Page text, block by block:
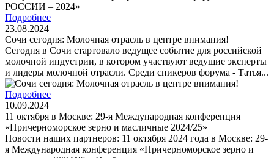
Подробнее
23.08.2024
Сочи сегодня: Молочная отрасль в центре внимания!
Сегодня в Сочи стартовало ведущее событие для российской
молочной индустрии, в котором участвуют ведущие эксперты
и лидеры молочной отрасли. Среди спикеров форума - Татья...
Подробнее
10.09.2024
11 октября в Москве: 29-я Международная конференция
«Причерноморское зерно и масличные 2024/25»
Новости наших партнеров: 11 октября 2024 года в Москве: 29-
я Международная конференция «Причерноморское зерно и